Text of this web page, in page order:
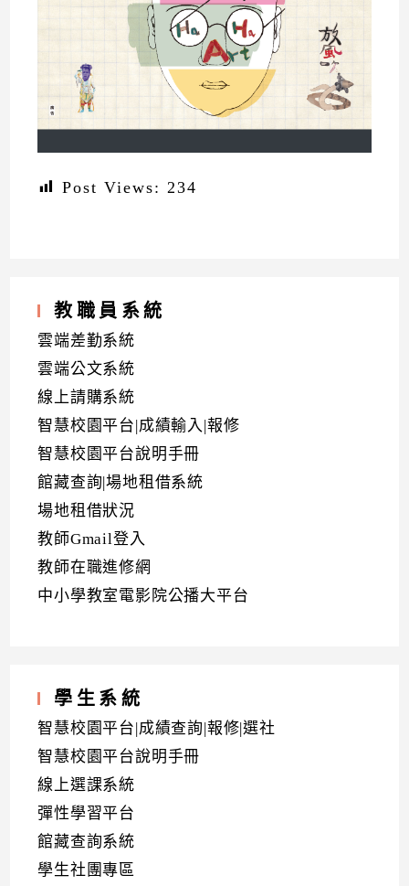
Post Views: 234
教職員系統
雲端差勤系統
雲端公文系統
線上請購系統
智慧校園平台|成績輸入|報修
智慧校園平台說明手冊
館藏查詢|場地租借系統
場地租借狀況
教師Gmail登入
教師在職進修網
中小學教室電影院公播大平台
學生系統
智慧校園平台|成績查詢|報修|選社
智慧校園平台說明手冊
線上選課系統
彈性學習平台
館藏查詢系統
學生社團專區